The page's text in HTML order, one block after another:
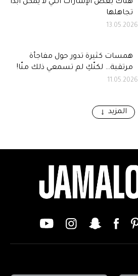
هناك بعض الإشارات التي لا يمكن أبداً
تجاهلها
13.05.2026
همسات كثيرة تدور حول مفاجأة
مرتقبة… لكنّكِ لم تسمعي ذلك منّا!
11.05.2026
المزيد